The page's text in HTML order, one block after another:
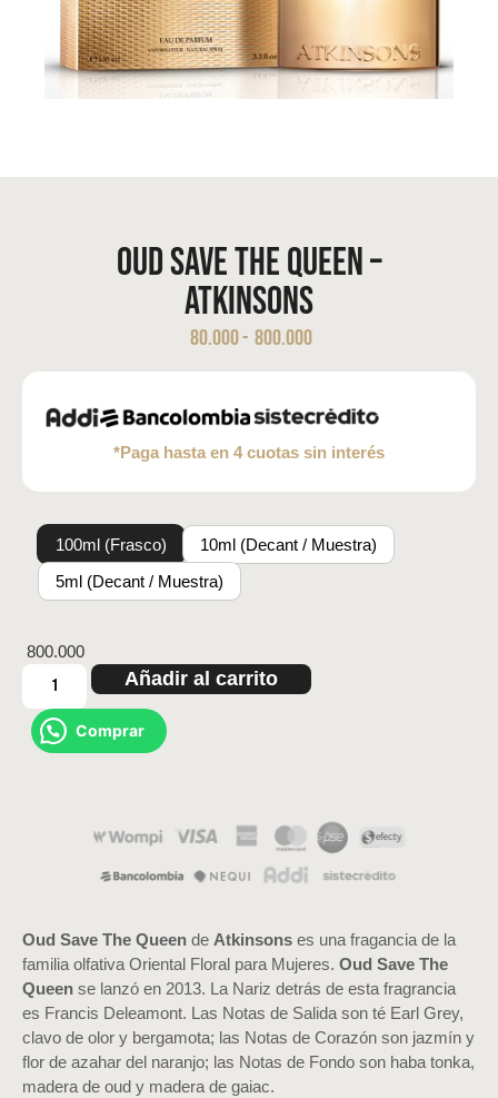
Oud Save The Queen –
Atkinsons
80.000- 800.000
*Paga hasta en 4 cuotas sin interés
100ml (Frasco)
10ml (Decant / Muestra)
5ml (Decant / Muestra)
800.000
Añadir al carrito
Comprar
Oud Save The Queen de Atkinsons es una fragancia de la
familia olfativa Oriental Floral para Mujeres. Oud Save The
Queen se lanzó en 2013. La Nariz detrás de esta fragrancia
es Francis Deleamont. Las Notas de Salida son té Earl Grey,
clavo de olor y bergamota; las Notas de Corazón son jazmín y
flor de azahar del naranjo; las Notas de Fondo son haba tonka,
madera de oud y madera de gaiac.